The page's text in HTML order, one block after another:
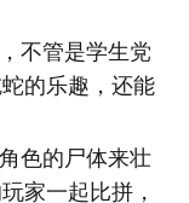
不管是学生党
的乐趣，还能
色的尸体来壮
家一起比拼，